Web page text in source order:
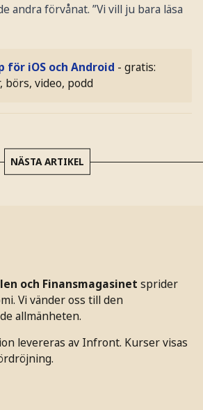
andra förvånat. ”Vi vill ju bara läsa
för iOS och Android - gratis:
börs, video, podd
NÄSTA ARTIKEL
och Finansmagasinet sprider
Vi vänder oss till den
allmänheten.
levereras av Infront. Kurser visas